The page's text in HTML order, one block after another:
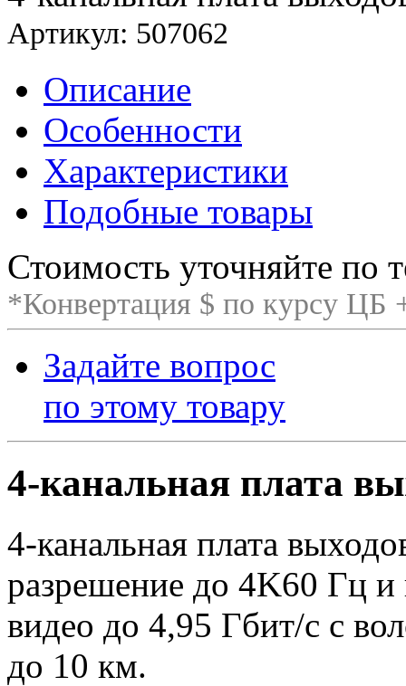
Артикул: 507062
Описание
Особенности
Характеристики
Подобные товары
Стоимость уточняйте по
*Конвертация $ по курсу ЦБ
Задайте вопрос
по этому товару
4-канальная плата
4-канальная плата
разрешение до 4K60 Гц
видео до 4,95 Гбит/с c
до 10 км.